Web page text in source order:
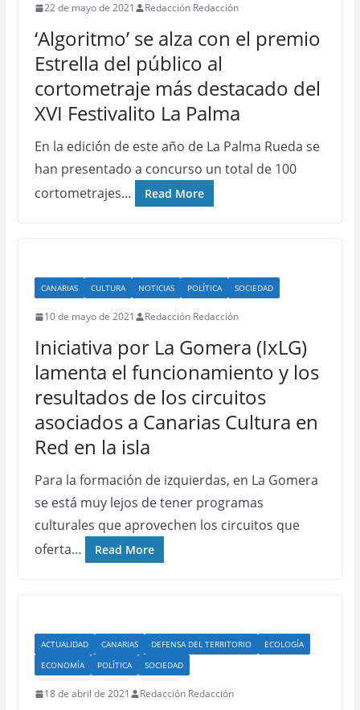
22 de mayo de 2021 Redacción Redacción
‘Algoritmo’ se alza con el premio
Estrella del público al
cortometraje más destacado del
XVI Festivalito La Palma
En la edición de este año de La Palma Rueda se
han presentado a concurso un total de 100
cortometrajes…
Read More
CANARIAS CULTURA NOTICIAS POLÍTICA SOCIEDAD
10 de mayo de 2021 Redacción Redacción
Iniciativa por La Gomera (IxLG)
lamenta el funcionamiento y los
resultados de los circuitos
asociados a Canarias Cultura en
Red en la isla
Para la formación de izquierdas, en La Gomera
se está muy lejos de tener programas
culturales que aprovechen los circuitos que
oferta…
Read More
ACTUALIDAD CANARIAS DEFENSA DEL TERRITORIO
ECOLOGÍA
ECONOMÍA
POLÍTICA SOCIEDAD
18 de abril de 2021 Redacción Redacción